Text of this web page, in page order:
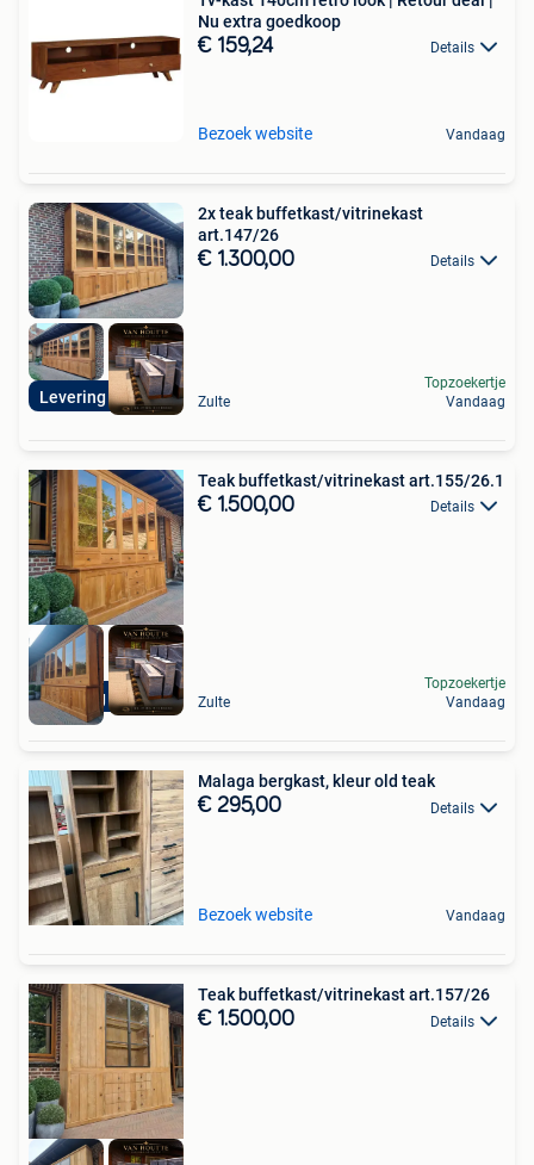
Nu extra goedkoop
€ 159,24 Details
Bezoek website Vandaag
Levering mogelijk
2x teak buffetkast/vitrinekast
art.147/26
€ 1.300,00 Details
Zulte
Topzoekertje
Vandaag
Levering mogelijk
Teak buffetkast/vitrinekast art.155/26.1
€ 1.500,00 Details
Zulte
Topzoekertje
Vandaag
Malaga bergkast, kleur old teak
€ 295,00 Details
Bezoek website Vandaag
Teak buffetkast/vitrinekast art.157/26
€ 1.500,00 Details